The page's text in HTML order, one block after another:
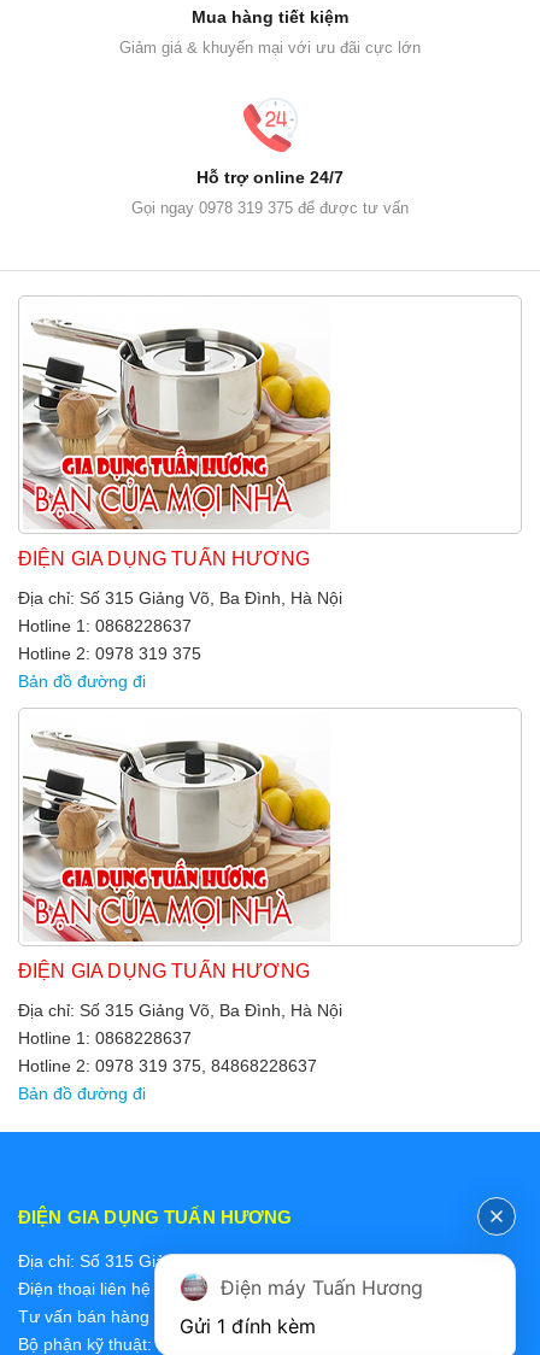
Mua hàng tiết kiệm
Giảm giá & khuyến mại với ưu đãi cực lớn
Hỗ trợ online 24/7
Gọi ngay 0978 319 375 để được tư vấn
ĐIỆN GIA DỤNG TUẤN HƯƠNG
Địa chỉ: Số 315 Giảng Võ, Ba Đình, Hà Nội
Hotline 1: 0868228637
Hotline 2: 0978 319 375
Bản đồ đường đi
ĐIỆN GIA DỤNG TUẤN HƯƠNG
Địa chỉ: Số 315 Giảng Võ, Ba Đình, Hà Nội
Hotline 1: 0868228637
Hotline 2: 0978 319 375, 84868228637
Bản đồ đường đi
ĐIỆN GIA DỤNG TUẤN HƯƠNG
Địa chỉ: Số 315 Giảng Võ, Ba Đình, Hà Nội
Điện thoại liên hệ các bộ phận:
Tư vấn bán hàng 2: 0868228637
Bộ phận kỹ thuật: 0978 319 375
Điện máy Tuấn Hương
Gửi 1 đính kèm